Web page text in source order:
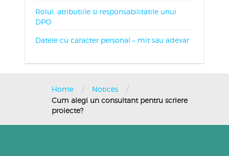
Rolul, atributiile si responsabilitatile unui
DPO
Datele cu caracter personal – mit sau adevar
Home / Notices /
Cum alegi un consultant pentru scriere
proiecte?